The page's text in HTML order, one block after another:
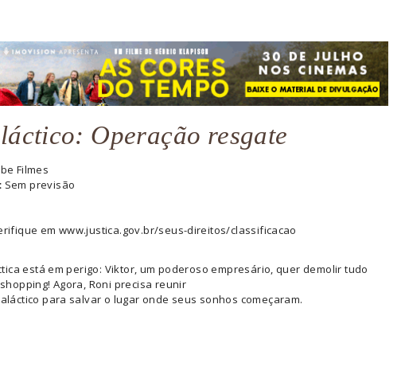
Operação resgate
Filmes
Sem previsão
em www.justica.gov.br/seus-direitos/classificacao
está em perigo: Viktor, um poderoso empresário, quer demolir tudo
Agora, Roni precisa reunir
para salvar o lugar onde seus sonhos começaram.